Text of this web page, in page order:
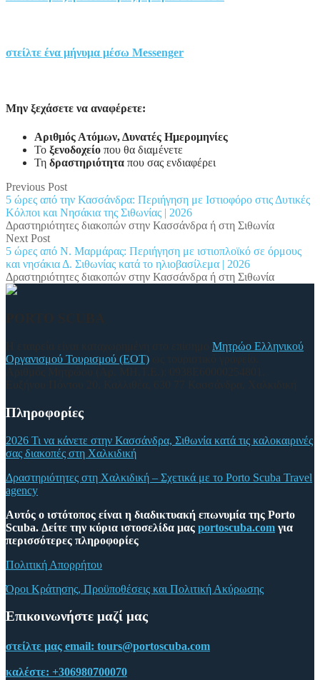
στείλτε ένα μήνυμα μέσω Messenger
Μην ξεχάσετε να αναφέρετε:
Αριθμός Ατόμων, Δυνατές Ημερομηνίες
Το ξενοδοχείο που θα διαμένετε
Τη δραστηριότητα που σας ενδιαφέρει
Previous Post
5 ώρες από την Κασσάνδρα: Περιήγηση με Ιστιοφόρο στις Δυτικές
Κόλποι και Νησάκια της Σιθωνίας | 2026
Δραστηριότητες διακοπών στην Κασσάνδρα ή στη Σιθωνία
Next Post
5 ώρες από Ν. Μαρμάρας: Περιήγηση με ιστιοπλοϊκό σε όρμους
και νησάκια Δ. Σιθωνίας κατά το ηλιοβασίλεμα | 2026
Δραστηριότητες διακοπών στην Κασσάνδρα ή στη Σιθωνία
Μητρώο Ελληνικού
Οργανισμού Τουρισμού (ΕΟΤ)
Πληροφορίες
2026 Τι να κάνετε στην Κασσάνδρα, Σιθωνία κατά τις καλοκαιρινές
σας διακοπές στη Χαλκιδική
Δραστηριότητες στη Χαλκιδική – Σχετικά με το Porto Scuba Travel
agency
Αυτός ο ιστότοπος είναι η διαδικτυακή επωνυμία της Porto
Scuba. Δείτε την κύρια ιστοσελίδα μας portoscuba.com για
περισσότερες πληροφορίες
Πολιτική Απορρήτου
Όροι Κράτησης, Προϋποθέσεις και Πολιτική Ακύρωσης
Επικοινωνήστε μαζί μας
στείλτε μας email: tours@portoscuba.com
καλέστε: +306980700070